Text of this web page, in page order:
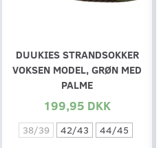
DUUKIES STRANDSOKKER
VOKSEN MODEL, GRØN MED
PALME
199,95 DKK
38/39 42/43 44/45